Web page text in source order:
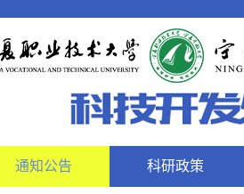
通知公告 科研政策